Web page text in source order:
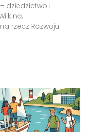
dziedzictwo i
rzecz Rozwoju